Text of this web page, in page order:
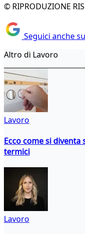
© RIPRODUZIONE
Seguici anche
Altro di Lavoro
Lavoro
Ecco come si
termici
Lavoro